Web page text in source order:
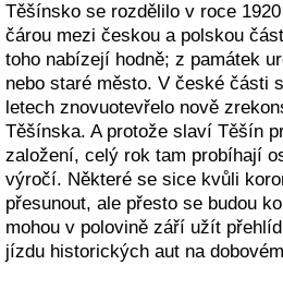
Těšínsko se rozdělilo v roce
čárou mezi českou a polskou
toho nabízejí hodně; z památek
nebo staré město. V české části
letech znovuotevřelo nově
Těšínska. A protože slaví Těšín
založení, celý rok tam probíhají
výročí. Některé se sice kvůli
přesunout, ale přesto se budou
mohou v polovině září užít
jízdu historických aut na